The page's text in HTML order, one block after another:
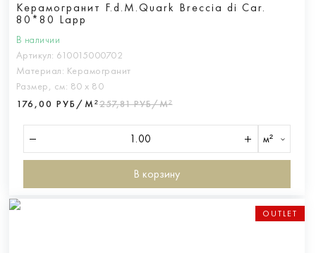
Керамогранит F.d.M.Quark Breccia di Car.
80*80 Lapp
В наличии
Артикул: 610015000702
Материал: Керамогранит
Размер, см: 80 х 80
176,00 РУБ/М²257,81 РУБ/М²
м²
В корзину
OUTLET